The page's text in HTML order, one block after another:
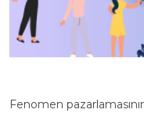
Fenomen